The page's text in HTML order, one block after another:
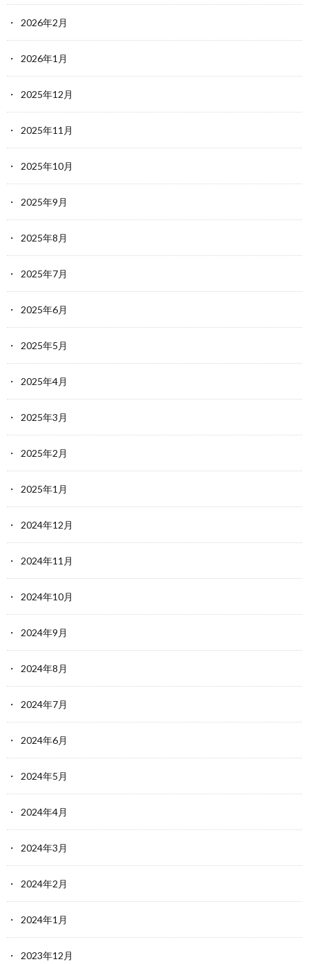
2026年2月
2026年1月
2025年12月
2025年11月
2025年10月
2025年9月
2025年8月
2025年7月
2025年6月
2025年5月
2025年4月
2025年3月
2025年2月
2025年1月
2024年12月
2024年11月
2024年10月
2024年9月
2024年8月
2024年7月
2024年6月
2024年5月
2024年4月
2024年3月
2024年2月
2024年1月
2023年12月